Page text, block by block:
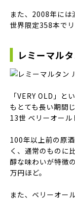
また、2008年に
世界限定358本でリ
レミーマル
「VERY OLD」と
もとても長い期間
13世 ベリーオール
100年以上前の原
く、通常のものに
醇な味わいが特徴
万円ほど。
また、ベリーオー